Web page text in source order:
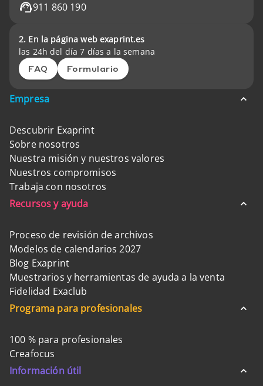
911 860 190
2. En la página web exaprint.es
las 24h del día 7 días a la semana
FAQ Formulario
Empresa
Descubrir Exaprint
Sobre nosotros
Nuestra misión y nuestros valores
Nuestros compromisos
Trabaja con nosotros
Recursos y ayuda
Proceso de revisión de archivos
Modelos de calendarios 2027
Blog Exaprint
Muestrarios y herramientas de ayuda a la venta
Fidelidad Exaclub
Programa para profesionales
100 % para profesionales
Creafocus
Información útil